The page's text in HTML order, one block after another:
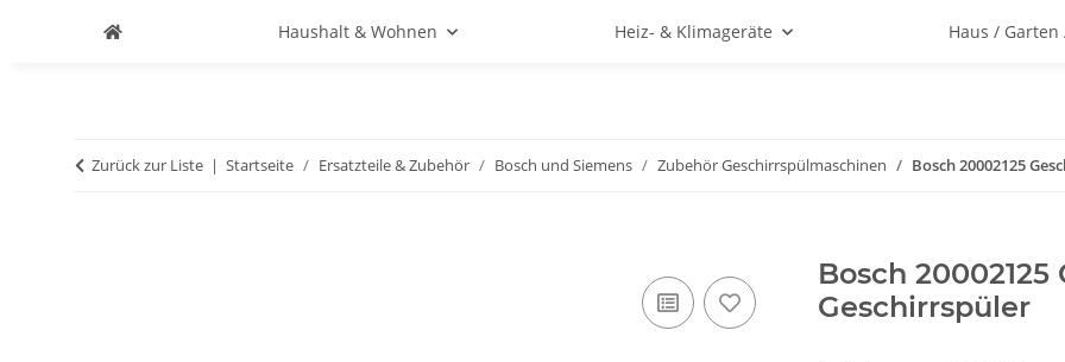
Haushalt & Wohnen Heiz- & Klimageräte Haus / Garten
Zurück zur Liste Startseite Ersatzteile & Zubehör Bosch und Siemens Zubehör Geschirrspülmaschinen Bosch 20002125
Bosch
Geschirrspüler